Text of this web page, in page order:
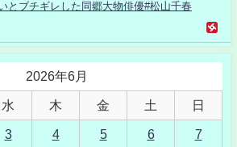
とブチギレした同郷大物俳優#松山千春
2026年6月
水 木 金 土 日
3 4 5 6 7